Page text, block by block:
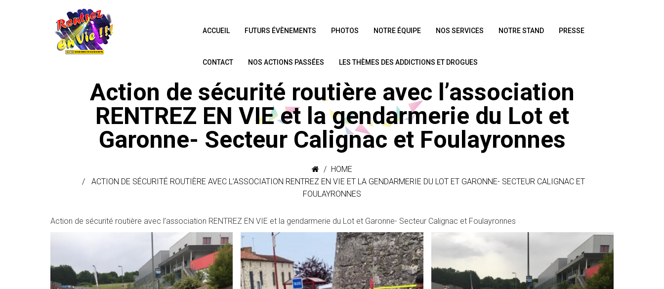
ACCUEIL FUTURS ÉVÈNEMENTS PHOTOS NOTRE ÉQUIPE NOS SERVICES NOTRE STAND PRESSE
CONTACT NOS ACTIONS PASSÉES LES THÈMES DES ADDICTIONS ET DROGUES
Action de sécurité routière avec l’association
RENTREZ EN VIE et la gendarmerie du Lot et
Garonne- Secteur Calignac et Foulayronnes
HOME
ACTION DE SÉCURITÉ ROUTIÈRE AVEC L’ASSOCIATION RENTREZ EN VIE ET LA GENDARMERIE DU LOT ET GARONNE- SECTEUR CALIGNAC ET
FOULAYRONNES
Action de sécurité routière avec l’association RENTREZ EN VIE et la gendarmerie du Lot et Garonne- Secteur Calignac et Foulayronnes